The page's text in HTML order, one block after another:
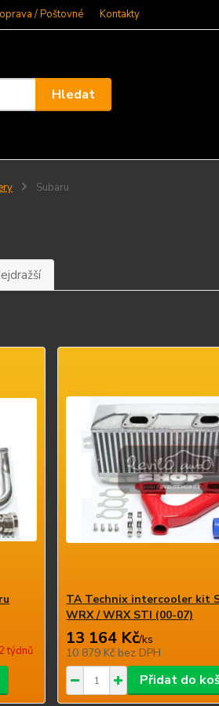
/ Poštovné Kontakty
Hledat
Subaru
týdnů
TA Technix intercooler kit
WRX / WRX STI (00-07)
13 164 Kč/ks
10 879 Kčbez DPH
Přidat do